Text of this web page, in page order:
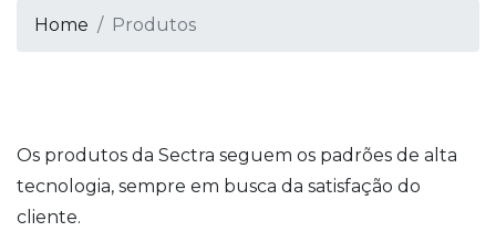
Home Produtos
Os produtos da Sectra seguem os padrões de alta
tecnologia, sempre em busca da satisfação do
cliente.